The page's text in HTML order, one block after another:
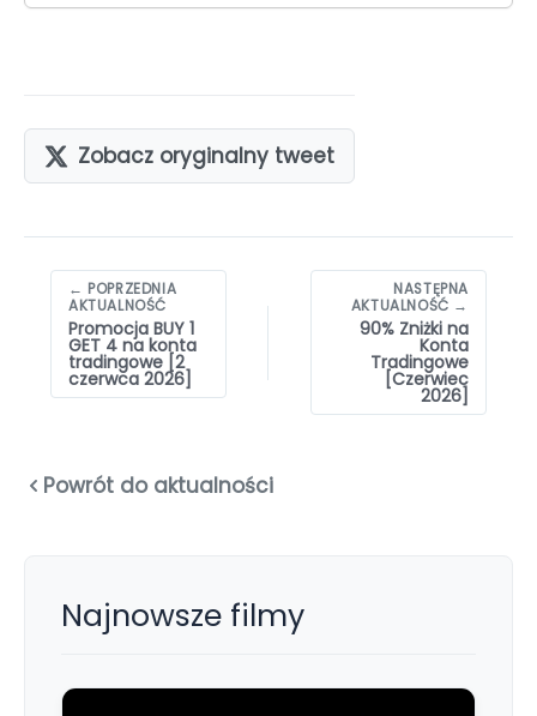
Zobacz oryginalny tweet
Nawigacja
wpisów
← POPRZEDNIA
AKTUALNOŚĆ
Promocja BUY 1
GET 4 na konta
tradingowe [2
czerwca 2026]
NASTĘPNA
AKTUALNOŚĆ →
90% Zniżki na
Konta
Tradingowe
[Czerwiec
2026]
Powrót do aktualności
Najnowsze filmy